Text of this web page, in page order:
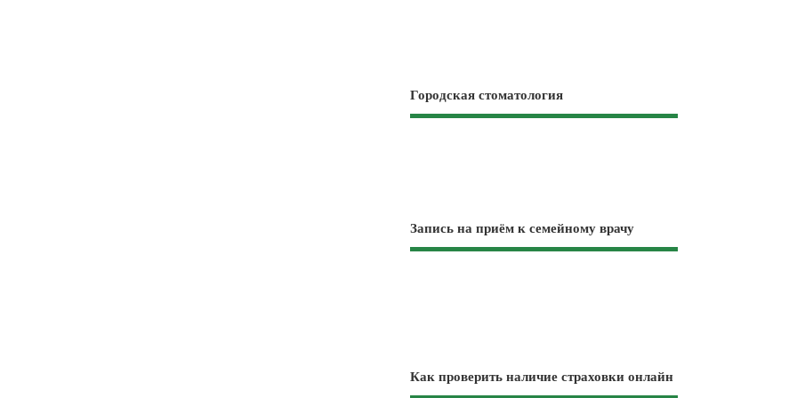
Городская стоматология
Запись на приём к семейному врачу
Как проверить наличие страховки онлайн